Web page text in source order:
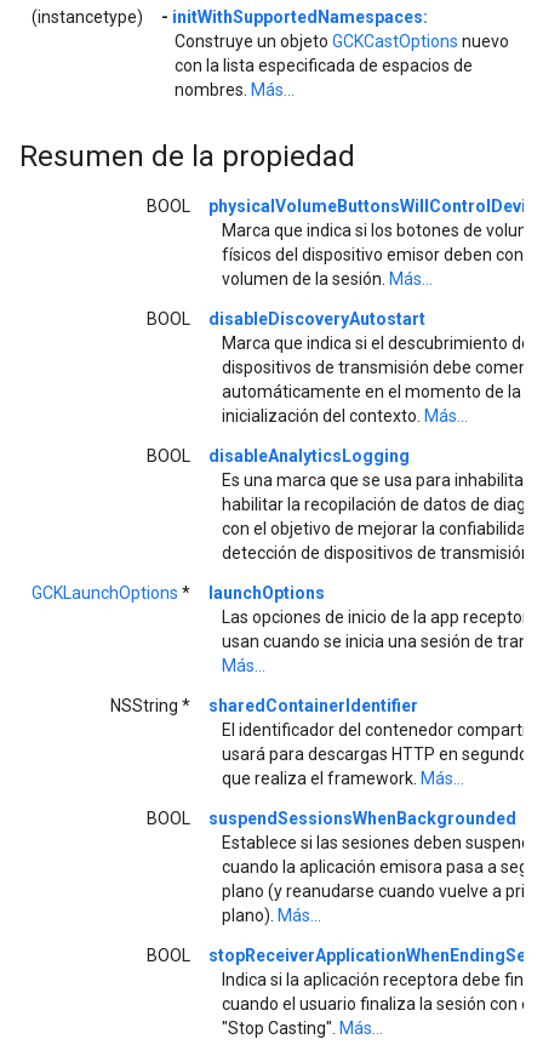
(instancetype) - initWithSupportedNamespaces:
Construye un objeto GCKCastOptions nuevo
con la lista especificada de espacios de
nombres. Más...
Resumen de la propiedad
BOOL
Marca que indica si los botones de
físicos del dispositivo emisor deben
volumen de la sesión. Más...
BOOL
disableDiscoveryAutostart
Marca que indica si el descubrimiento de
dispositivos de transmisión debe
automáticamente en el momento de la
inicialización del contexto. Más...
BOOL
disableAnalyticsLogging
Es una marca que se usa para inhabilitar o
habilitar la recopilación de datos de
con el objetivo de mejorar la confiabilidad
detección de dispositivos de transmisión.
GCKLaunchOptions *
launchOptions
Las opciones de inicio de la app receptora
usan cuando se inicia una sesión de
Más...
NSString *
sharedContainerIdentifier
El identificador del contenedor
usará para descargas HTTP en segundo
que realiza el framework. Más...
BOOL
suspendSessionsWhenBackgrounded
Establece si las sesiones deben
cuando la aplicación emisora pasa a
plano (y reanudarse cuando vuelve a
plano). Más...
BOOL
Indica si la aplicación receptora debe
cuando el usuario finaliza la sesión con el
"Stop Casting". Más...